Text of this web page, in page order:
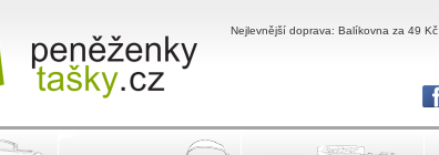
Nejlevnější doprava: Balíkovna za 49 Kč